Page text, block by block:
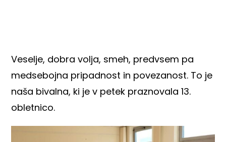
Veselje, dobra volja, smeh, predvsem pa
medsebojna pripadnost in povezanost. To je
naša bivalna, ki je v petek praznovala 13.
obletnico.